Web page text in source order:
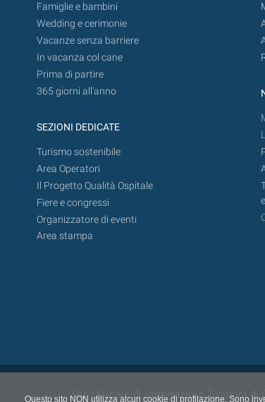
Questo sito NON utilizza alcun cookie di profilazione. Sono
Famiglie e bambini
Wedding e cerimonie
Vacanze senza barriere
In vacanza col cane
Prima di partire
365 giorni all’anno
SEZIONI DEDICATE
Turismo sostenibile
Area Operatori
Il Progetto Qualità Ospitale
Fiere e congressi
Organizzatore di eventi
Area stampa
Sito Ufficiale di Informazione Turistica di